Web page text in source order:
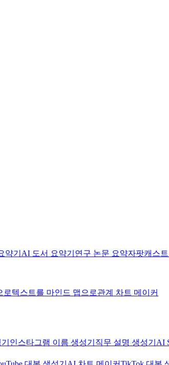
약기 AI 도서 요약기 연구 논문 요약자팟캐스
로텍스트를 마인드 맵으로관계 차트 메이커
인스타그램 이름 생성기 직무 설명 생성기 AI